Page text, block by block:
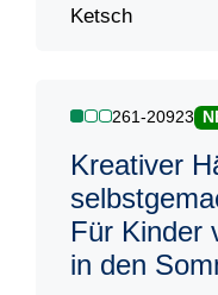
Ketsch
261-20923
Kreativer
Für Kinder
in den